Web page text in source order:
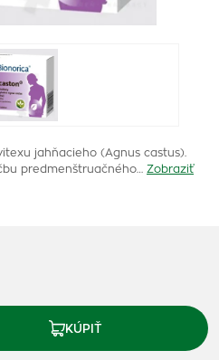
jahňacieho (Agnus castus).
predmenštruačného…
Zobraziť
KÚPIŤ